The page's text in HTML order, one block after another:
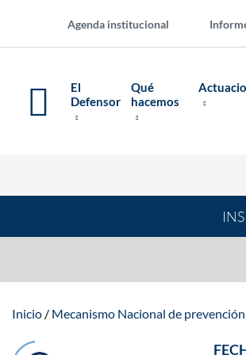
Agenda institucional
El
Defensor
Qué
hacemos
Inicio Mecanismo Nacional de